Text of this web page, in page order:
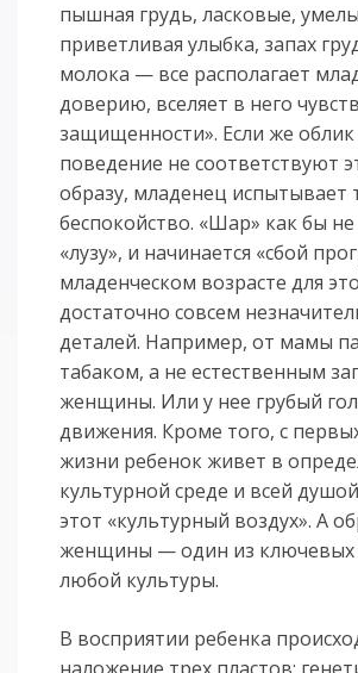
пышная грудь, ласковые,
приветливая улыбка, запах
молока — все располагает
доверию, вселяет в него
защищенности». Если же
поведение не соответствуют
образу, младенец испытывает
беспокойство. «Шар» как бы
«лузу», и начинается «сбой
младенческом возрасте для
достаточно совсем
деталей. Например, от мамы
табаком, а не естественным
женщины. Или у нее грубый
движения. Кроме того, с
жизни ребенок живет в
культурной среде и всей
этот «культурный воздух». А
женщины — один из ключевых
любой культуры.
В восприятии ребенка